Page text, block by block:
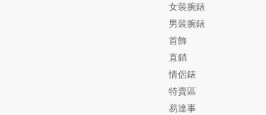
女裝腕錶
男裝腕錶
首飾
直銷
情侶錶
特賣區
易達事